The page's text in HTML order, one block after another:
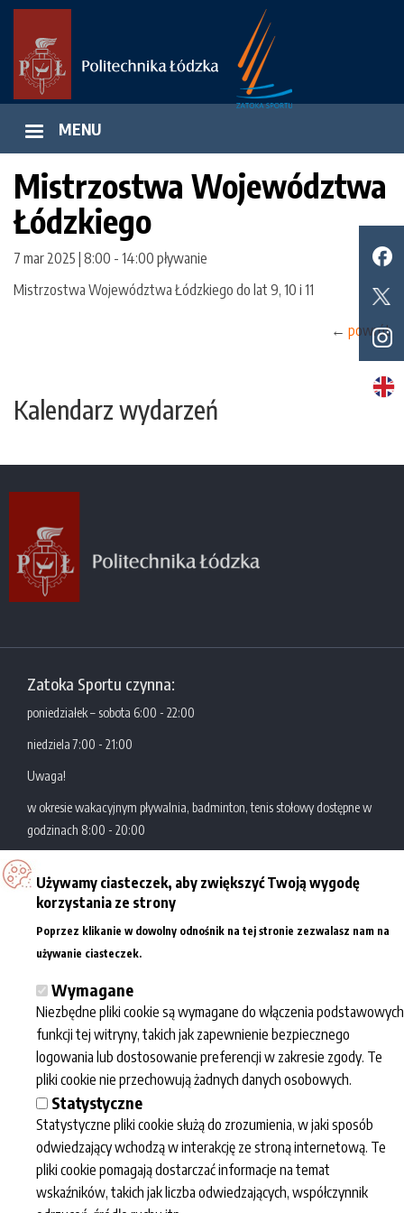
Przejdź
treści
MENU
Mistrzostwa Województwa
Łódzkiego
7 mar 2025 | 8:00 - 14:00 pływanie
Mistrzostwa Województwa Łódzkiego do lat 9, 10 i 11
← powrót
Kalendarz wydarzeń
Zatoka Sportu czynna:
poniedziałek – sobota 6:00 - 22:00
niedziela 7:00 - 21:00
Uwaga!
w okresie wakacyjnym pływalnia, badminton, tenis stołowy dostępne w
godzinach 8:00 - 20:00
Zatoka Sportu
Akademickie Centrum
Sportowo-Dydaktyczne
Politechniki Łódzkiej
Al. Politechniki 10
tel.: +48 42 631 29 77/78
Współpraca
Dla mediów
Eventy
Dla szkół
Informacje
Regulaminy
Przetwarzanie
danych osobowych
prywatności
Deklaracja
dostępności
BIP
Zatoka sportu
O nas
Kalendarz
wydarzeń
Kariera
Używamy ciasteczek, aby zwiększyć Twoją wygodę
korzystania ze strony
Poprzez klikanie w dowolny odnośnik na tej stronie zezwalasz nam na
używanie ciasteczek.
Wymagane
Niezbędne pliki cookie są wymagane do włączenia podstawowych
funkcji tej witryny, takich jak zapewnienie bezpiecznego
logowania lub dostosowanie preferencji w zakresie zgody. Te
pliki cookie nie przechowują żadnych danych osobowych.
Statystyczne
Statystyczne pliki cookie służą do zrozumienia, w jaki sposób
odwiedzający wchodzą w interakcję ze stroną internetową. Te
pliki cookie pomagają dostarczać informacje na temat
wskaźników, takich jak liczba odwiedzających, współczynnik